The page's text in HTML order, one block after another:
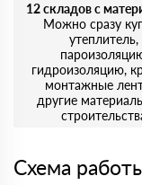
12 складов с
Можно сразу
утеплитель,
гидроизоляцию,
монтажные
другие
Схема